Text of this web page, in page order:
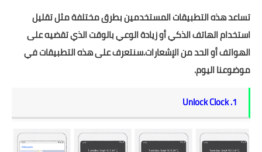
تساعد هذه التطبيقات المستخدمين بطرق مختلفة مثل تقليل
استخدام الهاتف الذكي أو زيادة الوعي بالوقت الذي تقضيه على
الهواتف أو الحد من الإشعارات.سنتعرف على هذه التطبيقات في
موضوعنا اليوم.
1. Unlock Clock